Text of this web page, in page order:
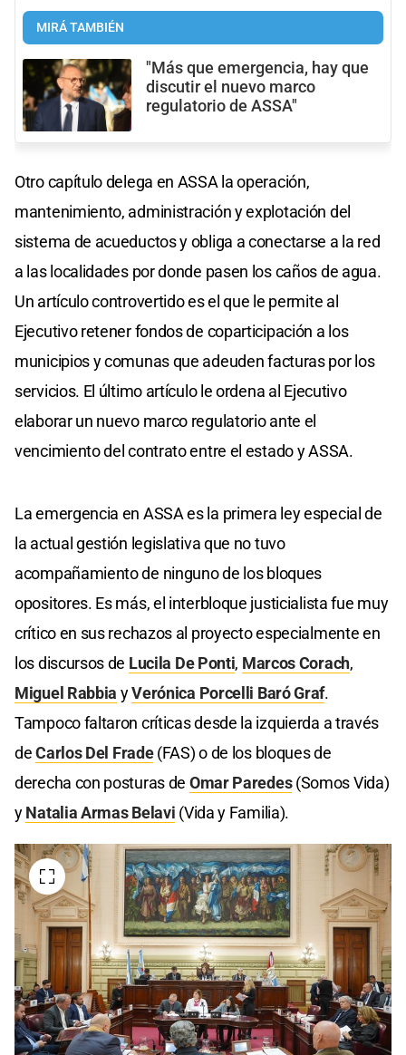
MIRÁ TAMBIÉN
"Más que emergencia, hay que
discutir el nuevo marco
regulatorio de ASSA"
Otro capítulo delega en ASSA la operación,
mantenimiento, administración y explotación del
sistema de acueductos y obliga a conectarse a la red
a las localidades por donde pasen los caños de agua.
Un artículo controvertido es el que le permite al
Ejecutivo retener fondos de coparticipación a los
municipios y comunas que adeuden facturas por los
servicios. El último artículo le ordena al Ejecutivo
elaborar un nuevo marco regulatorio ante el
vencimiento del contrato entre el estado y ASSA.
La emergencia en ASSA es la primera ley especial de
la actual gestión legislativa que no tuvo
acompañamiento de ninguno de los bloques
opositores. Es más, el interbloque justicialista fue muy
crítico en sus rechazos al proyecto especialmente en
los discursos de Lucila De Ponti, Marcos Corach,
Miguel Rabbia yVerónica Porcelli Baró Graf.
Tampoco faltaron críticas desde la izquierda a través
deCarlos Del Frade(FAS) o de los bloques de
derecha con posturas de Omar Paredes(Somos Vida)
yNatalia Armas Belavi (Vida y Familia).